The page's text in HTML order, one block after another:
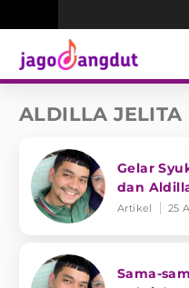
ALDILLA JELITA
Gelar
dan
Artikel 25
Sama-